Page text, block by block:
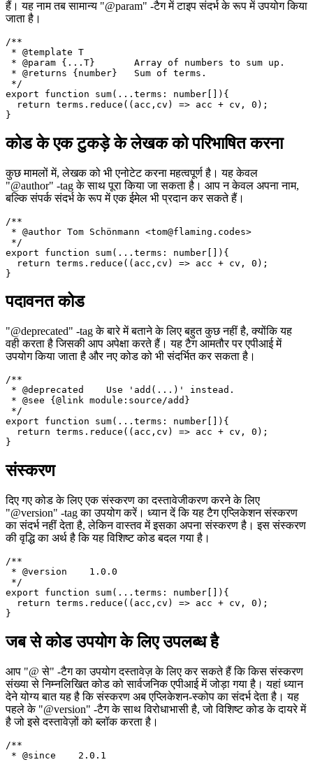
यदि आपका कोड सामान्य प्रकार का उपयोग करता है, तो आप सामान्य प्रकार
के नाम को परिभाषित करने के लिए "@template" -टैग का उपयोग कर सकते
हैं। यह नाम तब सामान्य "@param" -टैग में टाइप संदर्भ के रूप में उपयोग किया
जाता है।
/**
* @template T
* @param {...T}       Array of numbers to sum up.
* @returns {number}   Sum of terms.
*/
  return terms.reduce((acc,cv) => acc + cv, 0);
कोड के एक टुकड़े के लेखक को परिभाषित करना
कुछ मामलों में, लेखक को भी एनोटेट करना महत्वपूर्ण है। यह केवल
"@author" -tag के साथ पूरा किया जा सकता है। आप न केवल अपना नाम,
बल्कि संपर्क संदर्भ के रूप में एक ईमेल भी प्रदान कर सकते हैं।
/**
* @author Tom Schönmann <tom@flaming.codes>
*/
  return terms.reduce((acc,cv) => acc + cv, 0);
पदावनत कोड
"@deprecated" -tag के बारे में बताने के लिए बहुत कुछ नहीं है, क्योंकि यह
वही करता है जिसकी आप अपेक्षा करते हैं। यह टैग आमतौर पर एपीआई में
उपयोग किया जाता है और नए कोड को भी संदर्भित कर सकता है।
/**
* @deprecated    Use 'add(...)' instead.
* @see {@link module:source/add}
*/
  return terms.reduce((acc,cv) => acc + cv, 0);
संस्करण
दिए गए कोड के लिए एक संस्करण का दस्तावेजीकरण करने के लिए
"@version" -tag का उपयोग करें। ध्यान दें कि यह टैग एप्लिकेशन संस्करण
का संदर्भ नहीं देता है, लेकिन वास्तव में इसका अपना संस्करण है। इस संस्करण
की वृद्धि का अर्थ है कि यह विशिष्ट कोड बदल गया है।
/**
* @version    1.0.0
*/
  return terms.reduce((acc,cv) => acc + cv, 0);
जब से कोड उपयोग के लिए उपलब्ध है
आप "@ से" -टैग का उपयोग दस्तावेज़ के लिए कर सकते हैं कि किस संस्करण
संख्या से निम्नलिखित कोड को सार्वजनिक एपीआई में जोड़ा गया है। यहां ध्यान
देने योग्य बात यह है कि संस्करण अब एप्लिकेशन-स्कोप का संदर्भ देता है। यह
पहले के "@version" -टैग के साथ विरोधाभासी है, जो विशिष्ट कोड के दायरे में
है जो इसे दस्तावेज़ों को ब्लॉक करता है।